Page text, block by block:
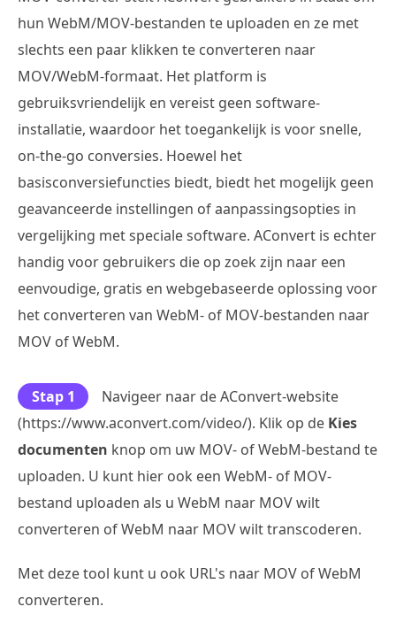
hun WebM/MOV-bestanden te uploaden en ze met
slechts een paar klikken te converteren naar
MOV/WebM-formaat. Het platform is
gebruiksvriendelijk en vereist geen software-
installatie, waardoor het toegankelijk is voor snelle,
on-the-go conversies. Hoewel het
basisconversiefuncties biedt, biedt het mogelijk geen
geavanceerde instellingen of aanpassingsopties in
vergelijking met speciale software. AConvert is echter
handig voor gebruikers die op zoek zijn naar een
eenvoudige, gratis en webgebaseerde oplossing voor
het converteren van WebM- of MOV-bestanden naar
MOV of WebM.
Stap 1
Navigeer naar de AConvert-website
(https://www.aconvert.com/video/). Klik op de Kies
documenten knop om uw MOV- of WebM-bestand te
uploaden. U kunt hier ook een WebM- of MOV-
bestand uploaden als u WebM naar MOV wilt
converteren of WebM naar MOV wilt transcoderen.
Met deze tool kunt u ook URL's naar MOV of WebM
converteren.